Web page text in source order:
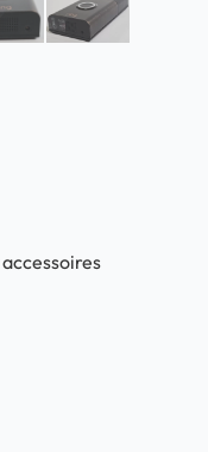
accessoires